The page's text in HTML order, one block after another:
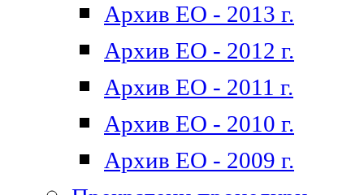
Архив ЕО - 2013 г.
Архив ЕО - 2012 г.
Архив ЕО - 2011 г.
Архив ЕО - 2010 г.
Архив ЕО - 2009 г.